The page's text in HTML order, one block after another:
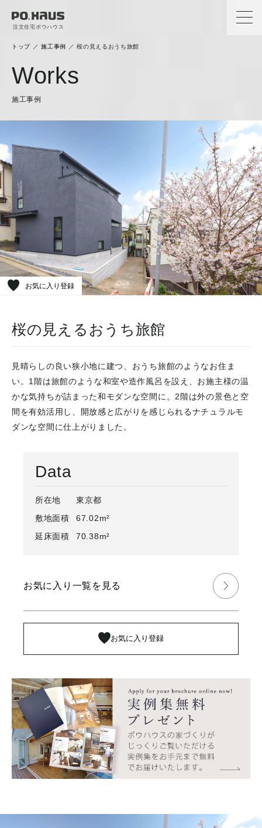
注文住宅ポウハウス
トップ ／施工事例 ／桜の見えるおうち旅館
Works
施工事例
お気に入り登録
桜の見えるおうち旅館
見晴らしの良い狭小地に建つ、おうち旅館のようなお住ま
い。1階は旅館のような和室や造作風呂を設え、お施主様の温
かな気持ちが詰まった和モダンな空間に。2階は外の景色と空
間を有効活用し、開放感と広がりを感じられるナチュラルモ
ダンな空間に仕上がりました。
Data
所在地
東京都
敷地面積
67.02m²
延床面積
70.38m²
お気に入り登録
お気に入り一覧を見る